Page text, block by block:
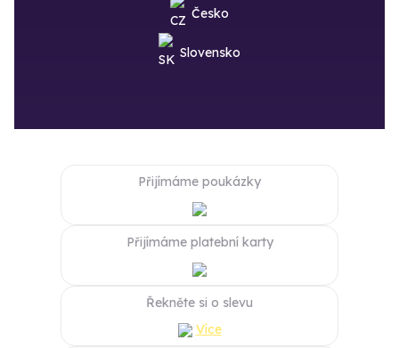
Česko
Slovensko
Přijímáme poukázky
Přijímáme platební karty
Řekněte si o slevu
Více